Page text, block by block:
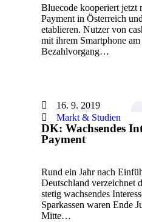
Bluecode kooperiert jetzt
Payment in Österreich
etablieren. Nutzer von
mit ihrem Smartphone
Bezahlvorgang…
16. 9. 2019
Markt & Studien
DK: Wachsendes
Payment
Rund ein Jahr nach
Deutschland verzeichnet
stetig wachsendes
Sparkassen waren Ende
Mitte…